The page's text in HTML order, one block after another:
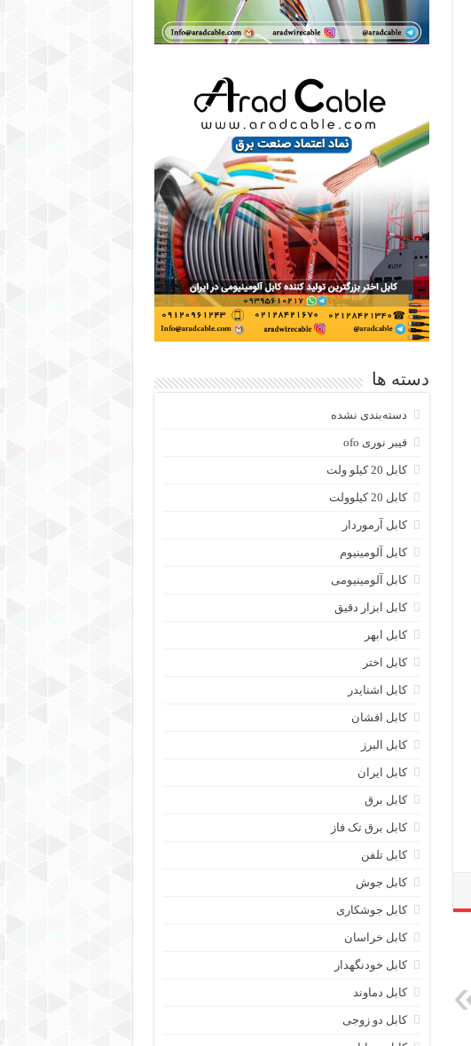
دسته ها
دسته‌بندی نشده
فیبر نوری ofo
کابل 20 کیلو ولت
کابل 20 کیلوولت
کابل آرموردار
کابل آلومینیوم
کابل آلومینیومی
کابل ابزار دقیق
کابل ابهر
کابل اختر
کابل اشنایدر
کابل افشان
کابل البرز
کابل ایران
کابل برق
کابل برق تک فاز
کابل تلفن
کابل جوش
کابل جوشکاری
کابل خراسان
کابل خودنگهدار
کابل دماوند
کابل دو زوجی